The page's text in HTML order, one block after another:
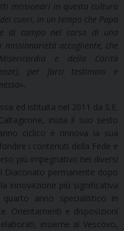
missionari in questa cultura
cuori, in un tempo che Papa
di campo nel corso di una
accogliente, che
e della Carità
per farci testimoni e
ed istituita nel 2011 da S.E.
inizia il suo sesto
ciclico e rinnova la sua
i contenuti della Fede e
più impegnativo nei diversi
Diaconato permanente dopo
innovazione più significativa
anno specialistico in
Orientamenti e disposizioni
insieme al Vescovo,